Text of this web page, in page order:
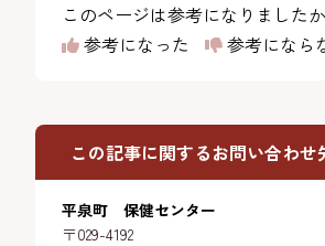
このページは参考になりました
参考になった
参考になら
この記事に関するお問い合わせ
平泉町 保健センター
〒029-4192